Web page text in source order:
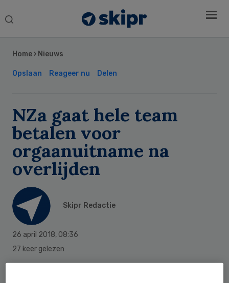
Search
Home › Nieuws
Opslaan Reageer nu Delen
NZa gaat hele team
betalen voor
orgaanuitname na
overlijden
Skipr Redactie
26 april 2018, 08:36
27 keer gelezen
Sidebar